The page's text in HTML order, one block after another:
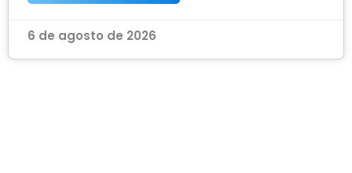
6 de agosto de 2026